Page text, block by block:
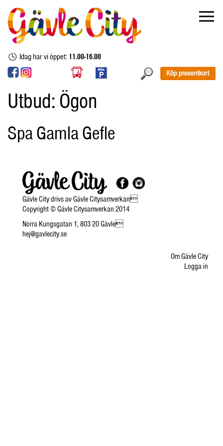
Idag har vi öppet:11.00-16.00
Utbud: Ögon
Spa Gamla Gefle
Gävle City drivs av Gävle Citysamverkan
Copyright © Gävle Citysamverkan 2014
Norra Kungsgatan 1, 803 20 Gävle
hej@gavlecity.se
Om Gävle City
Logga in